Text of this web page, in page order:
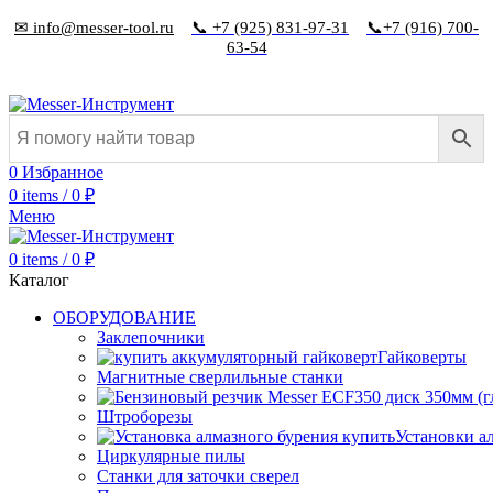
✉ info@messer-tool.ru 📞 +7 (925) 831-97-31
📞+7 (916) 700-
63-54
0 Избранное
0 items / 0 ₽
Меню
0 items / 0 ₽
Каталог
ОБОРУДОВАНИЕ
Заклепочники
Гайковерты
Магнитные сверлильные станки
Штроборезы
Установки
Циркулярные пилы
Станки для заточки сверел